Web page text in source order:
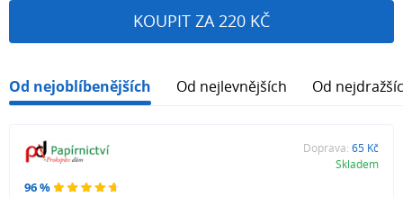
KOUPIT ZA 220 KČ
Od nejoblíbenějších Od nejlevnějších Od
96 %
Doprava: 65 Kč
Skladem